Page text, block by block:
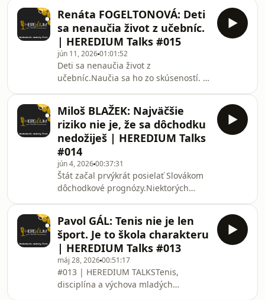
krajiny a prečo by sa každý človek mal
viac spoliehať na vlastnú
zodpovednosť než na štát?Hosťom
tejto epizódy je Martin Hudcovský –
ekonóm, vysokoškolský pedagóg a
človek, ktorý sa dlhodobo venuje
verejným financiám, trhu práce a
ekonomickému vývoju
Slovenska.Rozprávali sme sa o tom:•
prečo Sl
Renáta FOGELTONOVÁ: Deti
sa nenaučia život z učebníc.
| HEREDIUM Talks #015
jún 11, 202601:01:52
Deti sa nenaučia život z
učebníc.Naučia sa ho zo skúseností. Z
tejto epizóde HEREDIUM TALKS sme
privítali Renátu Fogeltonovú –
učiteľku, mentorku a
spoluzakladateľku OZ
@cestykpodnikaniuoz5558 , ktorá už
dlhé roky pomáha mladým ľuďom
objavovať ich potenciál, rozvíjať
zodpovednosť a získavať zručnosti,
ktoré im škola často nedokáže
odovzdať.Rozprávali sme sa
Miloš BLAŽEK: Najväčšie
riziko nie je, že sa dôchodku
nedožiješ | HEREDIUM Talks
#014
jún 4, 202600:37:31
Štát začal prvýkrát posielať Slovákom
dôchodkové prognózy.Niektorých
prinútili prvýkrát zamyslieť sa nad
otázkou:„Z čoho budem vlastne žiť na
dôchodku?“V tejto epizóde HEREDIUM
TALKS sa s Milošom rozprávame o
tom, čo dôchodková prognóza
skutočne znamená, čo nám ukazuje a
čo naopak vôbec
Pavol GÁL: Tenis nie je len
šport. Je to škola charakteru
| HEREDIUM Talks #013
máj 28, 202600:51:17
#013 | HEREDIUM TALKSTenis,
disciplína a výchova mladých